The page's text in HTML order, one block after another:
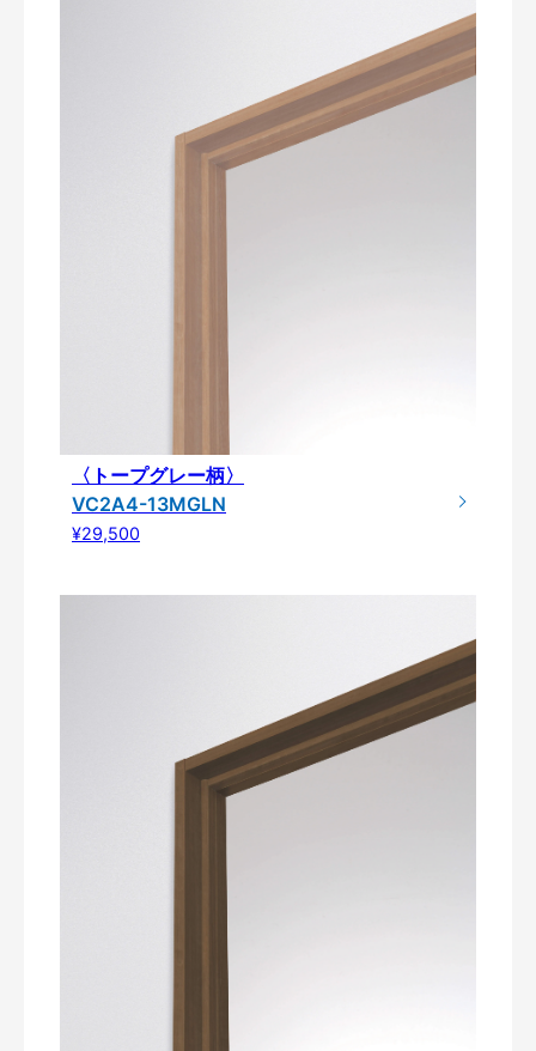
〈トープグレー柄〉
VC2A4-13MGLN
¥29,500